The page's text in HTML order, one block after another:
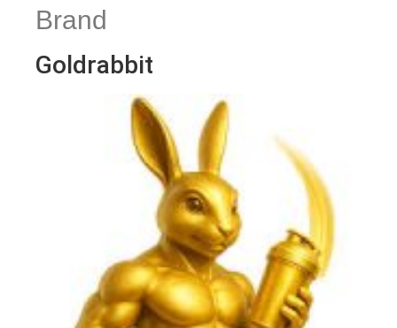
Brand
Goldrabbit